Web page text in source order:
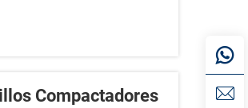
Compactadores